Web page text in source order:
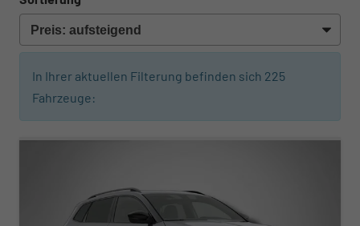
In Ihrer aktuellen Filterung befinden sich 225
Fahrzeuge:
ab 434,– € mtl.